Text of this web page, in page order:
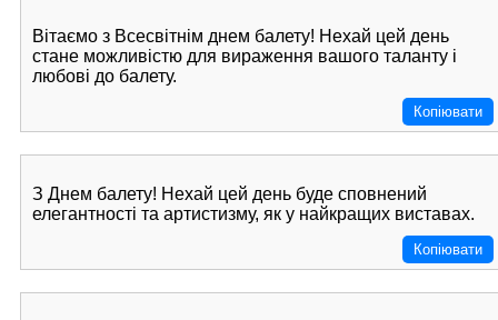
Вітаємо з Всесвітнім днем балету! Нехай цей день
стане можливістю для вираження вашого таланту і
любові до балету.
Копіювати
З Днем балету! Нехай цей день буде сповнений
елегантності та артистизму, як у найкращих виставах.
Копіювати